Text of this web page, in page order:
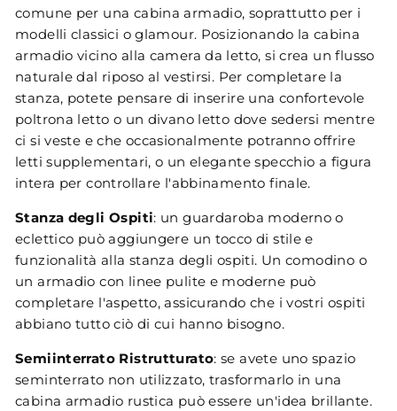
comune per una cabina armadio, soprattutto per i
modelli classici o glamour. Posizionando la cabina
armadio vicino alla camera da letto, si crea un flusso
naturale dal riposo al vestirsi. Per completare la
stanza, potete pensare di inserire una confortevole
poltrona letto o un divano letto dove sedersi mentre
ci si veste e che occasionalmente potranno offrire
letti supplementari, o un elegante specchio a figura
intera per controllare l'abbinamento finale.
Stanza degli Ospiti: un guardaroba moderno o
eclettico può aggiungere un tocco di stile e
funzionalità alla stanza degli ospiti. Un comodino o
un armadio con linee pulite e moderne può
completare l'aspetto, assicurando che i vostri ospiti
abbiano tutto ciò di cui hanno bisogno.
Semiinterrato Ristrutturato: se avete uno spazio
seminterrato non utilizzato, trasformarlo in una
cabina armadio rustica può essere un'idea brillante.